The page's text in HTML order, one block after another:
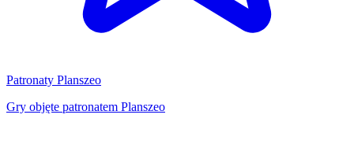
Patronaty Planszeo
Gry objęte patronatem Planszeo